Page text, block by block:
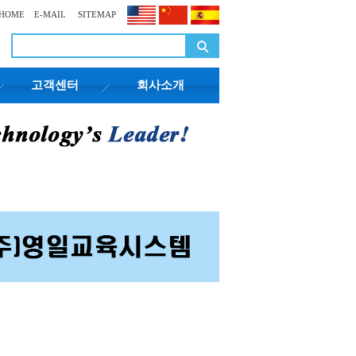
E-MAIL SITEMAP
고객센터 회사소개